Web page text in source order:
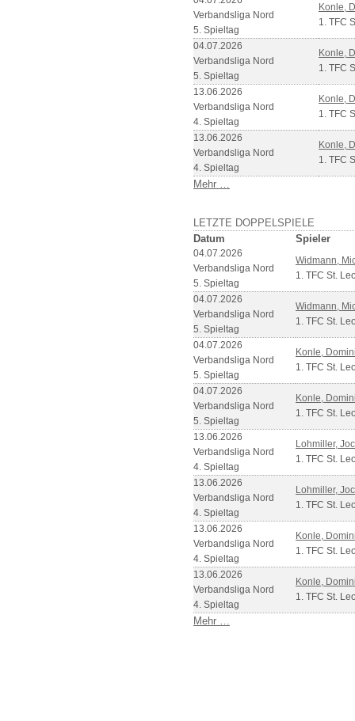
Verbandsliga Nord
5. Spieltag
Konle,
1. TFC
04.07.2026
Verbandsliga Nord
5. Spieltag
Konle,
1. TFC
13.06.2026
Verbandsliga Nord
4. Spieltag
Konle,
1. TFC
13.06.2026
Verbandsliga Nord
4. Spieltag
Konle,
1. TFC
Mehr …
LETZTE DOPPELSPIELE
Datum
Spieler
04.07.2026
Verbandsliga Nord
5. Spieltag
Widmann,
1. TFC St.
04.07.2026
Verbandsliga Nord
5. Spieltag
Widmann,
1. TFC St.
04.07.2026
Verbandsliga Nord
5. Spieltag
Konle,
1. TFC St.
04.07.2026
Verbandsliga Nord
5. Spieltag
Konle,
1. TFC St.
13.06.2026
Verbandsliga Nord
4. Spieltag
Lohmiller,
1. TFC St.
13.06.2026
Verbandsliga Nord
4. Spieltag
Lohmiller,
1. TFC St.
13.06.2026
Verbandsliga Nord
4. Spieltag
Konle,
1. TFC St.
13.06.2026
Verbandsliga Nord
4. Spieltag
Konle,
1. TFC St.
Mehr …